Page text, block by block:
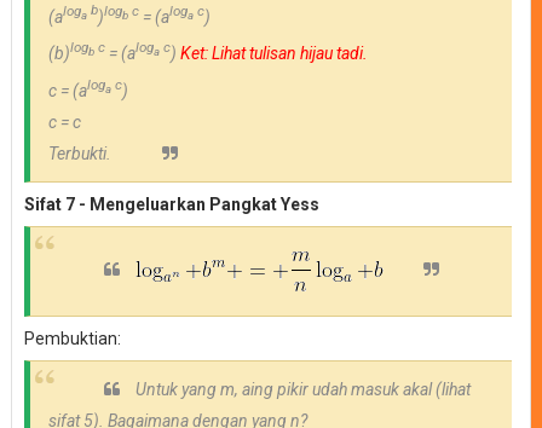
(aloga b)logb c=(aloga c)
(b)logb c=(aloga c) Ket: Lihat tulisan hijau tadi.
c=(aloga c)
c = c
Terbukti.
Sifat 7 - Mengeluarkan Pangkat Yess
Pembuktian:
Untuk yang m, aing pikir udah masuk akal (lihat
sifat 5). Bagaimana dengan yang n?